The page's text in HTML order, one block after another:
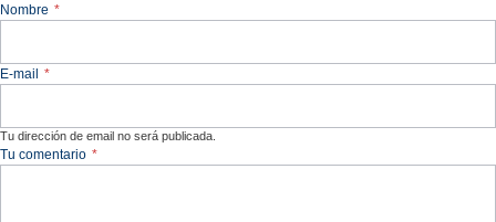
Nombre *
E-mail *
Tu dirección de email no será publicada.
Tu comentario *